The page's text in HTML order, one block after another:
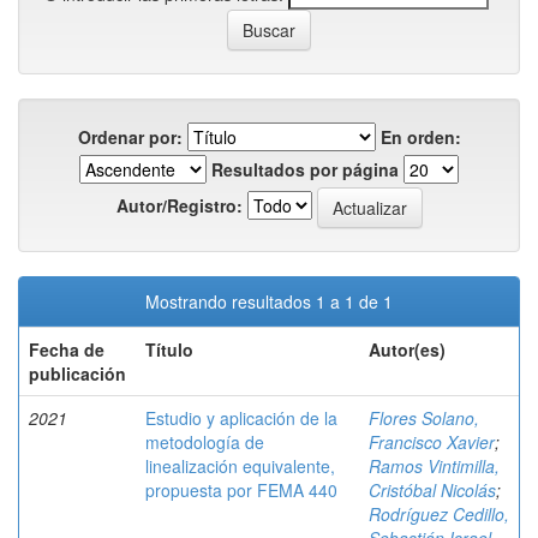
Ordenar por:
En orden:
Resultados por página
Autor/Registro:
Mostrando resultados 1 a 1 de 1
Fecha de
publicación
Título Autor(es)
2021
Estudio y aplicación de la
metodología de
linealización equivalente,
propuesta por FEMA 440
Flores Solano,
Francisco Xavier;
Ramos Vintimilla,
Cristóbal Nicolás;
Rodríguez Cedillo,